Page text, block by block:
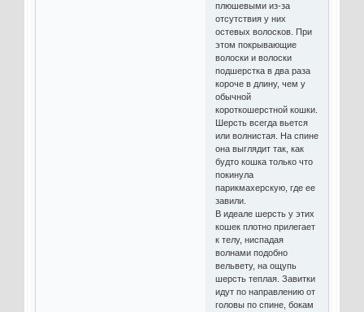
плюшевыми из-за
отсутствия у них
остевых волосков. При
этом покрывающие
волоски и волоски
подшерстка в два раза
короче в длину, чем у
обычной
короткошерстной кошки.
Шерсть всегда вьется
или волнистая. На спине
она выглядит так, как
будто кошка только что
покинула
парикмахерскую, где ее
завили.
В идеале шерсть у этих
кошек плотно прилегает
к телу, ниспадая
волнами подобно
вельвету, на ощупь
шерсть теплая. Завитки
идут по направлению от
головы по спине, бокам